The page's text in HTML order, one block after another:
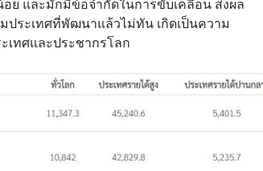
ย และมักมีข้อจำกัดในการขับเคลื่อน ส่งผล
ประเทศที่พัฒนาแล้วไม่ทัน เกิดเป็นความ
เทศและประชากรโลก